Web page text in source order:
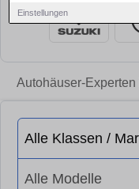
Einstellungen
Autohäuser-